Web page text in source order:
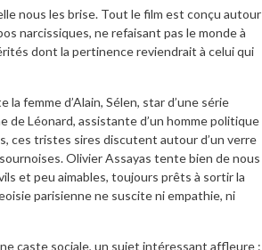
nous les brise. Tout le film est conçu autour
narcissiques, ne refaisant pas le monde à
dont la pertinence reviendrait à celui qui
femme d’Alain, Sélen, star d’une série
Léonard, assistante d’un homme politique
ces tristes sires discutent autour d’un verre
Olivier Assayas tente bien de nous
et peu aimables, toujours prêts à sortir la
parisienne ne suscite ni empathie, ni
caste sociale, un sujet intéressant affleure :